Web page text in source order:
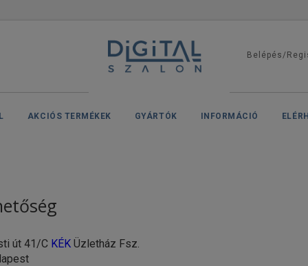
Belépés/
AKCIÓS TERMÉKEK GYÁRTÓK INFORMÁCIÓ
út 41/C KÉKÜzletház Fsz.